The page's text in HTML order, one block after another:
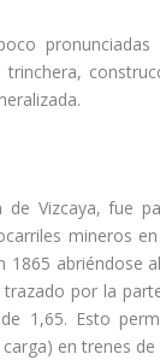
Vizcaya, fue
mineros
abriéndose
por la
1,65. Esto
en trenes de